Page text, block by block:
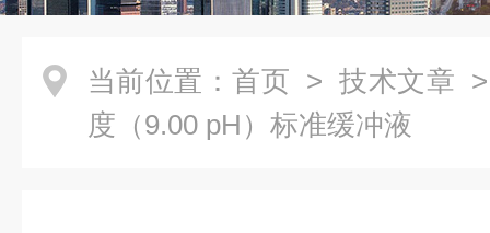
当前位置： 首页 > 技术文章
度（9.00 pH）标准缓冲液